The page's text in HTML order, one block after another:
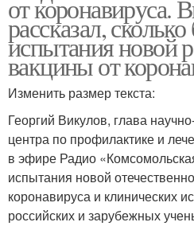
от коронавируса.
рассказал,
испытания новой
вакцины от
Изменить размер текста:
Георгий Викулов, глава
центра по профилактике и
в эфире Радио
испытания новой
коронавируса и клинических
российских и зарубежных